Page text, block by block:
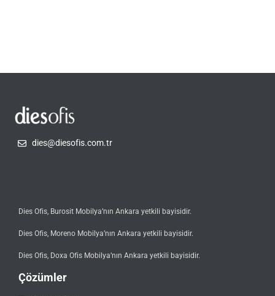
dies@diesofis.com.tr
Dies Ofis, Burosit Mobilya’nın Ankara yetkili bayisidir.
Dies Ofis, Moreno Mobilya’nın Ankara yetkili bayisidir.
Dies Ofis, Doxa Ofis Mobilya’nın Ankara yetkili bayisidir.
Çözümler